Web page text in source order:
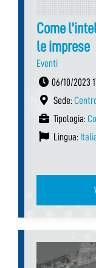
Come
le imprese
Eventi
06/10/2023
Sede:
Tipologia:
Lingua: